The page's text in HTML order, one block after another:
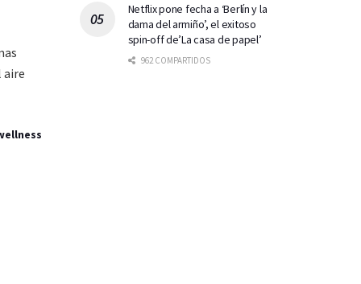
aire
Netflix pone fecha a ‘Berlín y la
dama del armiño’, el exitoso
spin-off de’La casa de papel’
962 COMPARTIDOS